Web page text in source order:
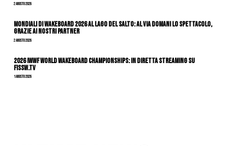
2 Agosto 2026
Mondiali di Wakeboard 2026 al Lago del Salto: al via domani lo spettacolo,
grazie ai nostri Partner
2 Agosto 2026
2026 IWWF WORLD WAKEBOARD CHAMPIONSHIPS: IN DIRETTA STREAMING SU
FISSW.TV
1 Agosto 2026